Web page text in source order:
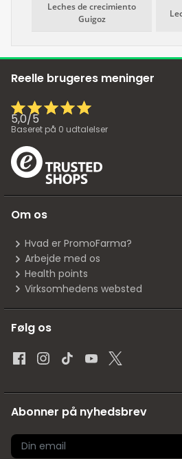
Leches de crecimiento
Guigoz
Reelle brugeres meninger
5,0/5
Baseret på 0 udtalelser
Om os
Hvad er PromoFarma?
Arbejde med os
Health points
Virksomhedens websted
Følg os
Abonner på nyhedsbrev